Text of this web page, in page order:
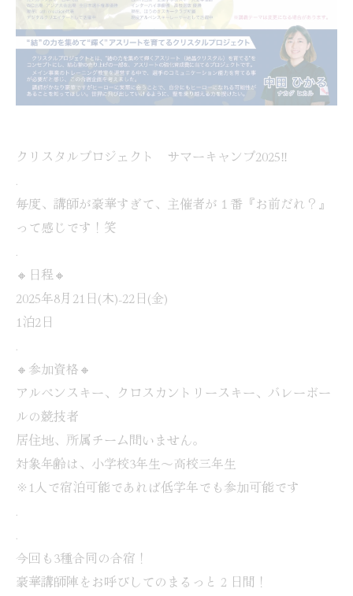
クリスタルプロジェクト サマーキャンプ2025‼️
毎度、講師が豪華すぎて、主催者が１番『お前だれ？』
って感じです！笑
🔸日程🔸
2025年8月21日(木)-22日(金)
1泊2日
🔸参加資格🔸
アルペンスキー、クロスカントリースキー、バレーボー
ルの競技者
居住地、所属チーム問いません。
対象年齢は、小学校3年生〜高校三年生
※1人で宿泊可能であれば低学年でも参加可能です
今回も3種合同の合宿！
豪華講師陣をお呼びしてのまるっと２日間！